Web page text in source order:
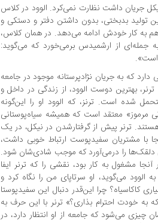
جریان داشت نظارت نمی‌کرد. الوود در کلاس
تولید بدبختی، بدون داشتن دفتر و دستکی و
به کار خودش ادامه می‌دهد. در همان کلاس،
جمله‌ای از ارشمیدس برمی‌خورد که می‌گوید:
که به جریان نژادپرستانه‌ موجود در جامعه
ترنر، بهترین دوست الوود، از زندگی در داخل و
شده است. ترنز، که الوود او را این‌گونه
مرموز» معتقد است که همیشه سیاه‌پوستانی
ترنر پیش از گرفتارشدن در نیکل، در یک
با مشتریان سفیدپوست ارتباط خوبی داشت،
دلقک‌ها را درمی‌آورد که موجب شادی‌شان شود.
مشغول به کار بود، نقشی را که ترنر ایفا
الوود می‌گوید، او سرتاپای من را نگاه کرد و
کاکاسیاه؟ چرا این‌قدر دنبال این سفیدپوستا
به خودت احترام بذاری؟» ترنر با این حرف به
چیزی می‌شود که جامعه از او انتظار دارد، در